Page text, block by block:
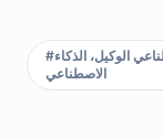
#الوكيل، الذكاء
الاصطناعي